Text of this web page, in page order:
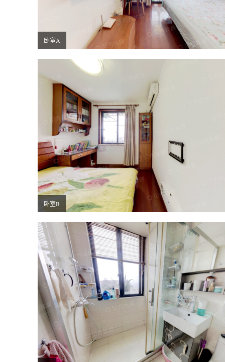
卧室A
卧室B